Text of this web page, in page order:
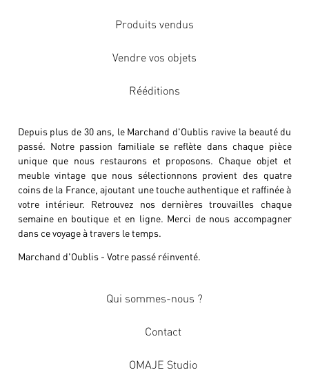
Produits vendus
Vendre vos objets
Rééditions
Depuis plus de 30 ans, le Marchand d'Oublis ravive la beauté du
passé. Notre passion familiale se reflète dans chaque pièce
unique que nous restaurons et proposons. Chaque objet et
meuble vintage que nous sélectionnons provient des quatre
coins de la France, ajoutant une touche authentique et raffinée à
votre intérieur. Retrouvez nos dernières trouvailles chaque
semaine en boutique et en ligne. Merci de nous accompagner
dans ce voyage à travers le temps.
Marchand d'Oublis - Votre passé réinventé.
Qui sommes-nous ?
Contact
OMAJE Studio